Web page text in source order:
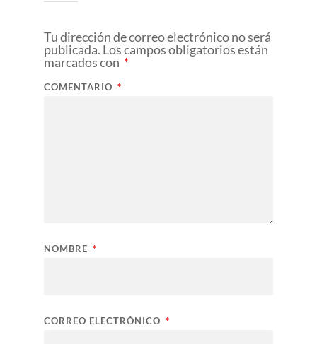
Tu dirección de correo electrónico no será
publicada. Los campos obligatorios están
marcados con *
COMENTARIO *
NOMBRE *
CORREO ELECTRÓNICO *